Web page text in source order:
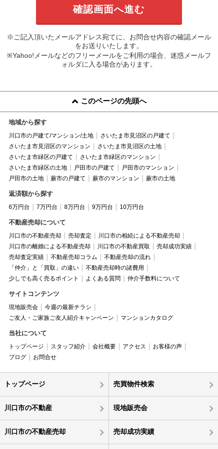
※ご記入頂いたメールアドレス宛てに、お問合せ内容の確認メール
をお送りいたします。
※Yahoo!メールなどのフリーメールをご利用の場合、迷惑メールフ
ォルダに入る場合があります。
このページの先頭へ
地域から探す
川口市の戸建て/マンション/土地
さいたま市見沼区の戸建て
さいたま市見沼区のマンション
さいたま市見沼区の土地
さいたま市緑区の戸建て
さいたま市緑区のマンション
さいたま市緑区の土地
戸田市の戸建て
戸田市のマンション
戸田市の土地
蕨市の戸建て 蕨市のマンション 蕨市の土地
返済額から探す
6万円台 7万円台 8万円台 9万円台 10万円台
不動産売却について
川口市の不動産売却 売却査定
川口市の相続による不動産売却
川口市の離婚による不動産売却
川口市の不動産買取
売却成功実績
売却査定実績
不動産売却コラム
不動産売却の流れ
「仲介」と「買取」の違い
不動産売却時の諸費用
少しでも高く売るポイント
よくある質問 仲介手数料について
サイトコンテンツ
現地販売会
今週の最新チラシ
ご友人・ご家族ご友人紹介キャンペーン
マンションカタログ
当社について
トップページ スタッフ紹介 会社概要 アクセス
お客様の声
ブログ
お問合せ
トップページ 売買物件検索
川口市の不動産 現地販売会
川口市の不動産売却 売却成功実績